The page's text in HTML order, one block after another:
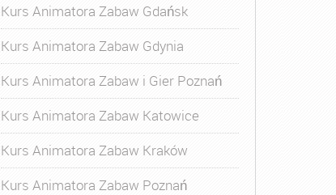
Kurs Animatora Zabaw Gdańsk
Kurs Animatora Zabaw Gdynia
Kurs Animatora Zabaw i Gier Poznań
Kurs Animatora Zabaw Katowice
Kurs Animatora Zabaw Kraków
Kurs Animatora Zabaw Poznań